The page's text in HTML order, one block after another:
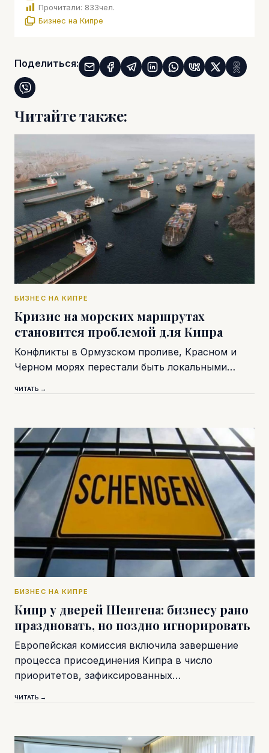
Прочитали: 833чел.
Бизнес на Кипре
Поделиться:
Читайте также:
БИЗНЕС НА КИПРЕ
Кризис на морских маршрутах
становится проблемой для Кипра
Конфликты в Ормузском проливе, Красном и
Черном морях перестали быть локальными…
ЧИТАТЬ →
БИЗНЕС НА КИПРЕ
Кипр у дверей Шенгена: бизнесу рано
праздновать, но поздно игнорировать
Европейская комиссия включила завершение
процесса присоединения Кипра в число
приоритетов, зафиксированных…
ЧИТАТЬ →